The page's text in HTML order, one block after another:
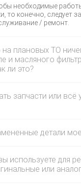
необходимые
то конечно, следует
/ ремонт.
на плановых ТО
и масляного
ли это?
запчасти или всё
детали
используете для
или